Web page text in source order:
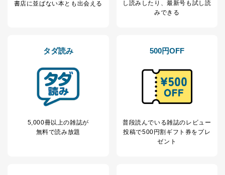
書店に並ばない本とも出会える
し読み したり、最新号も試し読
みできる
タダ読み
5,000冊以上の雑誌が
無料で読み放題
500円OFF
普段読んでいる雑誌のレビュー
投稿で500円割ギフト券をプレ
ゼント